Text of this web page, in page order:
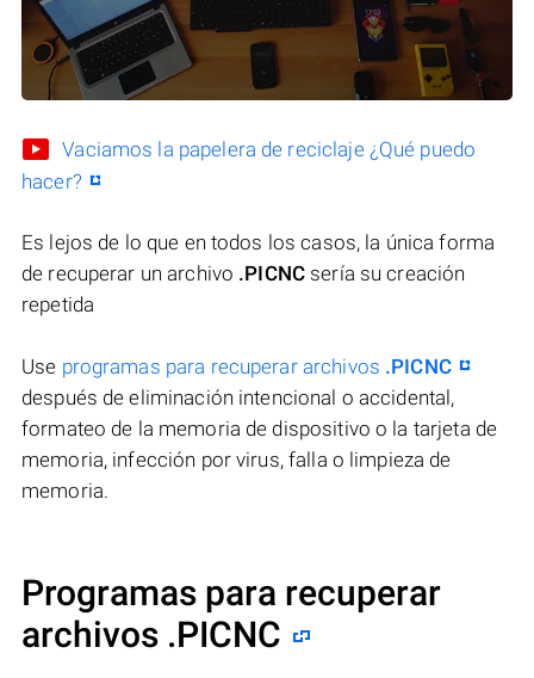
Vaciamos la papelera de reciclaje ¿Qué puedo
hacer?
Es lejos de lo que en todos los casos, la única forma
de recuperar un archivo .PICNC sería su creación
repetida
Use programas para recuperar archivos .PICNC
después de eliminación intencional o accidental,
formateo de la memoria de dispositivo o la tarjeta de
memoria, infección por virus, falla o limpieza de
memoria.
Programas para recuperar
archivos .PICNC